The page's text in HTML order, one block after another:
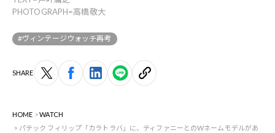
PHOTOGRAPH=高橋敬大
#ヴィンテージウォッチ再考
SHARE
HOME
WATCH
パテック フィリップ「カラトラバ」に、ティファニーとのWネームモデルがあ